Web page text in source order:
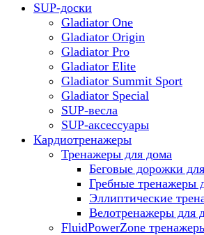
SUP-доски
Gladiator One
Gladiator Origin
Gladiator Pro
Gladiator Elite
Gladiator Summit Sport
Gladiator Special
SUP-весла
SUP-аксессуары
Кардиотренажеры
Тренажеры для дома
Беговые дорожки
Гребные тренажеры
Эллиптические
Велотренажеры для
FluidPowerZone